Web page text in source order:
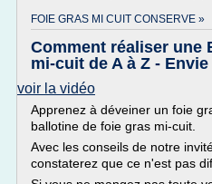
FOIE GRAS MI CUIT CONSERVE »
Comment réaliser une
mi-cuit de A à Z -
voir la vidéo
Apprenez à déveiner un foie
ballotine de foie gras mi-cuit.
Avec les conseils de notre
constaterez que ce n'est pas